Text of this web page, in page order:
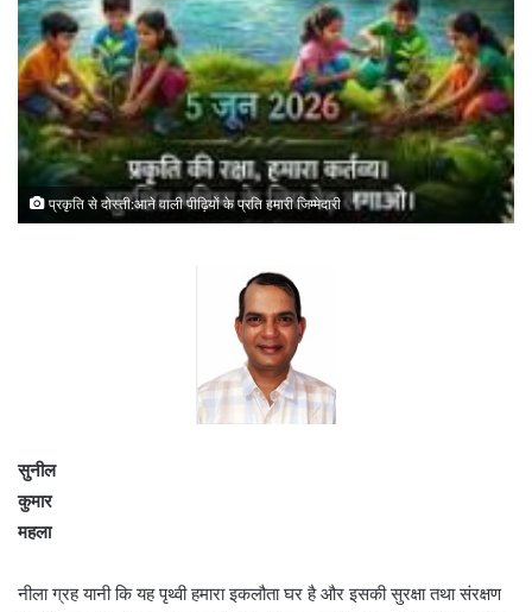
प्रकृति से दोस्ती:आने वाली पीढ़ियों के प्रति हमारी जिम्मेदारी
सुनील
कुमार
महला
नीला ग्रह यानी कि यह पृथ्वी हमारा इकलौता घर है और इसकी सुरक्षा तथा संरक्षण